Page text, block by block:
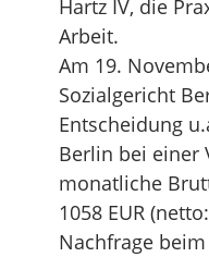
Hartz IV, die
Arbeit.
Am 19.
Sozialgericht
Entscheidung
Berlin bei einer
monatliche
1058 EUR
Nachfrage